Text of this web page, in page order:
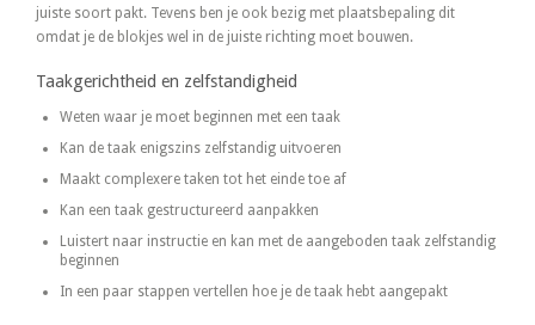
juiste soort pakt. Tevens ben je ook bezig met plaatsbepaling dit
omdat je de blokjes wel in de juiste richting moet bouwen.
Taakgerichtheid en zelfstandigheid
Weten waar je moet beginnen met een taak
Kan de taak enigszins zelfstandig uitvoeren
Maakt complexere taken tot het einde toe af
Kan een taak gestructureerd aanpakken
Luistert naar instructie en kan met de aangeboden taak zelfstandig
beginnen
In een paar stappen vertellen hoe je de taak hebt aangepakt